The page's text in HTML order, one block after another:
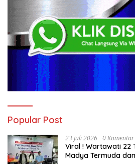
Popular Post
23 Juli 2026 0 Komentar
Viral ! Wartawati 22
Madya Termuda